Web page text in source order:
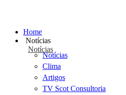
Home
Notícias
Notícias
Notícias
Clima
Artigos
TV Scot Consultoria